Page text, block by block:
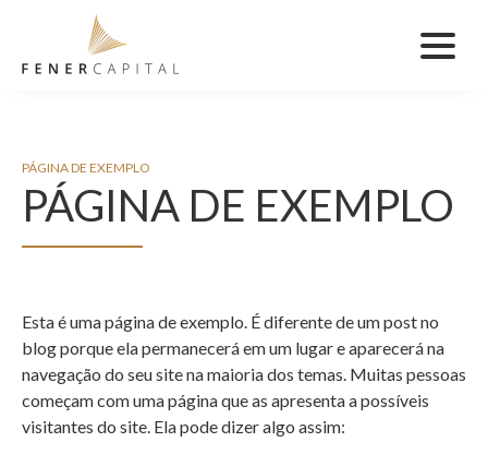
INFORMAÇÕES REGULATÓRIAS
PÁGINA DE EXEMPLO
PÁGINA DE EXEMPLO
Esta é uma página de exemplo. É diferente de um post no
blog porque ela permanecerá em um lugar e aparecerá na
navegação do seu site na maioria dos temas. Muitas pessoas
começam com uma página que as apresenta a possíveis
visitantes do site. Ela pode dizer algo assim: